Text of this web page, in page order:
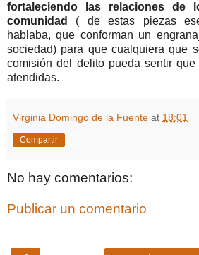
fortaleciendo las relaciones de
comunidad
( de estas piezas
hablaba, que conforman un
sociedad) para que cualquiera que
comisión del delito pueda sentir
atendidas.
Virginia Domingo de la Fuente at 18:01
Compartir
No hay comentarios:
Publicar un comentario